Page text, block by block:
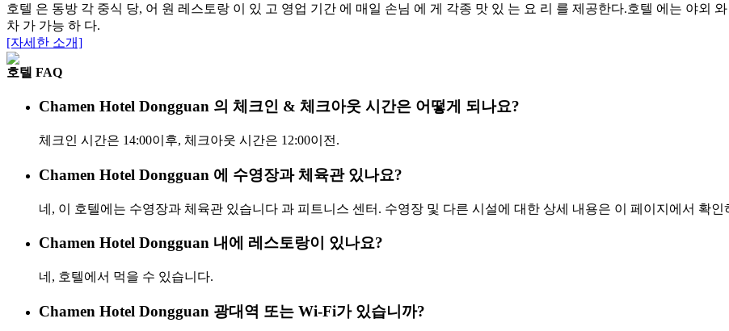
호텔 은 동방 각 중식 당, 어 원 레스토랑 이 있 고 영업 기간 에 매일 손님 에 게 각종 맛 있 는 요 리 를 제공한다.호텔 에는 야외
차 가 가능 하 다.
[자세한 소개]
호텔 FAQ
Chamen Hotel Dongguan 의 체크인 & 체크아웃 시간은 어떻게 되나요?
체크인 시간은 14:00이후, 체크아웃 시간은 12:00이전.
Chamen Hotel Dongguan 에 수영장과 체육관 있나요?
네, 이 호텔에는 수영장과 체육관 있습니다 과 피트니스 센터. 수영장 및 다른 시설에 대한 상세 내용은 이 페이지에서 확인
Chamen Hotel Dongguan 내에 레스토랑이 있나요?
네, 호텔에서 먹을 수 있습니다.
Chamen Hotel Dongguan 광대역 또는 Wi-Fi가 있습니까?